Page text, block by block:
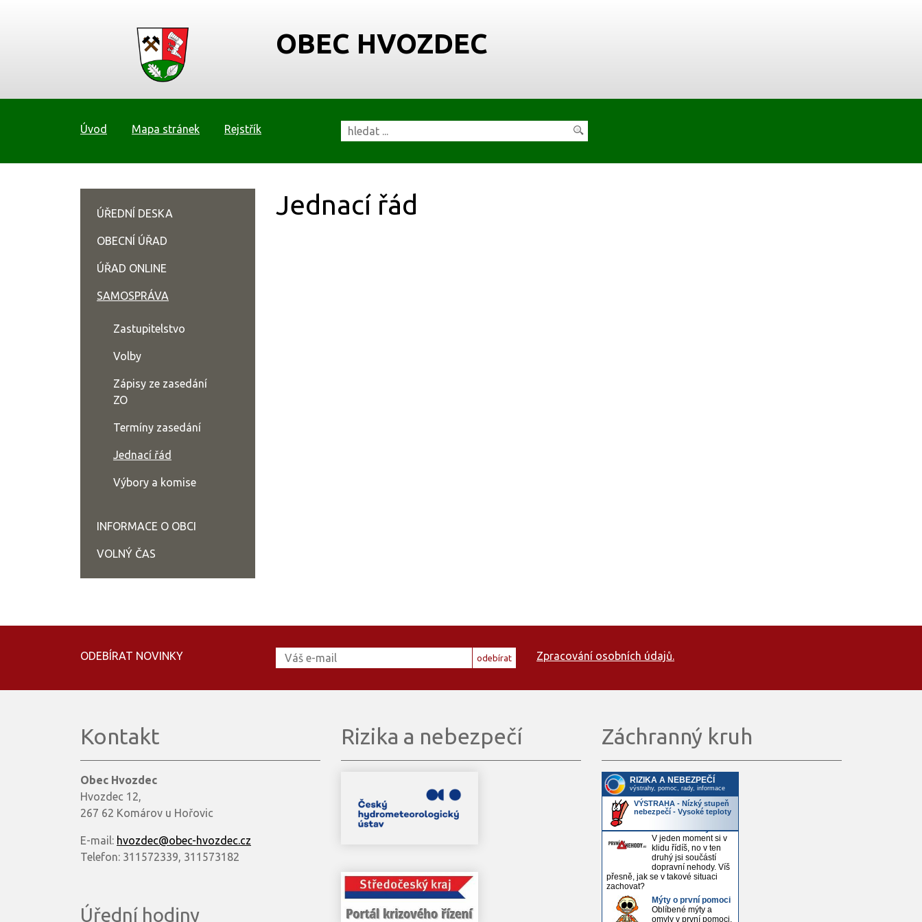
OBEC HVOZDEC
Úvod Mapa stránek Rejstřík
Jednací řád
ÚŘEDNÍ DESKA
OBECNÍ ÚŘAD
ÚŘAD ONLINE
SAMOSPRÁVA
Zastupitelstvo
Volby
Zápisy ze zasedání
ZO
Termíny zasedání
Jednací řád
Výbory a komise
INFORMACE O OBCI
VOLNÝ ČAS
ODEBÍRAT NOVINKY odebírat Zpracování osobních údajů.
Kontakt
Obec Hvozdec
Hvozdec 12,
267 62 Komárov u Hořovic
E-mail: hvozdec@obec-hvozdec.cz
Telefon: 311572339, 311573182
Úřední hodiny
Rizika a nebezpečí Záchranný kruh